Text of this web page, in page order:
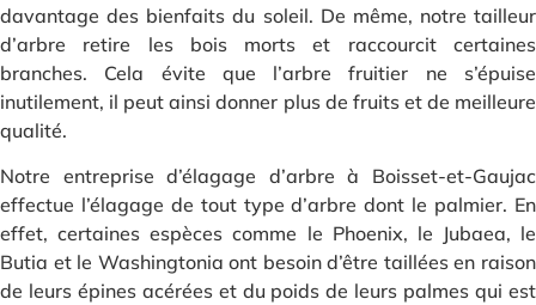
davantage des bienfaits du soleil. De même, notre tailleur
d’arbre retire les bois morts et raccourcit certaines
branches. Cela évite que l’arbre fruitier ne s’épuise
inutilement, il peut ainsi donner plus de fruits et de meilleure
qualité.
Notre entreprise d’élagage d’arbre à Boisset-et-Gaujac
effectue l’élagage de tout type d’arbre dont le palmier. En
effet, certaines espèces comme le Phoenix, le Jubaea, le
Butia et le Washingtonia ont besoin d’être taillées en raison
de leurs épines acérées et du poids de leurs palmes qui est